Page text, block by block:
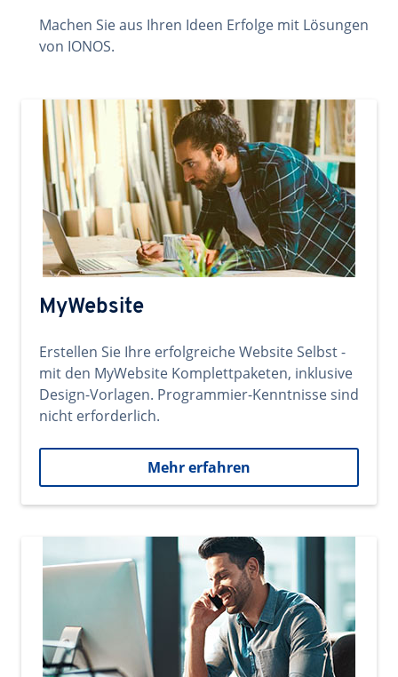
Machen Sie aus Ihren Ideen Erfolge mit Lösungen
von IONOS.
MyWebsite
Erstellen Sie Ihre erfolgreiche Website Selbst -
mit den MyWebsite Komplettpaketen, inklusive
Design-Vorlagen. Programmier-Kenntnisse sind
nicht erforderlich.
Mehr erfahren